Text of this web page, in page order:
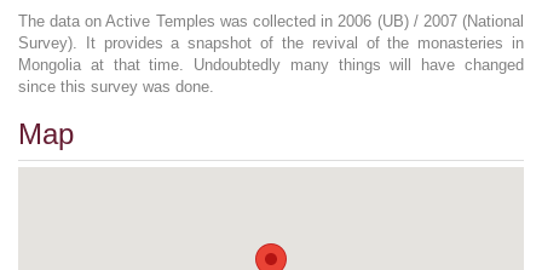
The data on Active Temples was collected in 2006 (UB) / 2007 (National
Survey). It provides a snapshot of the revival of the monasteries in
Mongolia at that time. Undoubtedly many things will have changed
since this survey was done.
Map